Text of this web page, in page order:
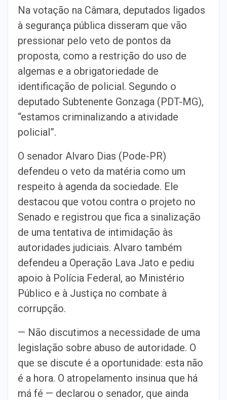
Na votação na Câmara, deputados ligados
à segurança pública disseram que vão
pressionar pelo veto de pontos da
proposta, como a restrição do uso de
algemas e a obrigatoriedade de
identificação de policial. Segundo o
deputado Subtenente Gonzaga (PDT-MG),
“estamos criminalizando a atividade
policial”.
O senador Alvaro Dias (Pode-PR)
defendeu o veto da matéria como um
respeito à agenda da sociedade. Ele
destacou que votou contra o projeto no
Senado e registrou que fica a sinalização
de uma tentativa de intimidação às
autoridades judiciais. Alvaro também
defendeu a Operação Lava Jato e pediu
apoio à Polícia Federal, ao Ministério
Público e à Justiça no combate à
corrupção.
— Não discutimos a necessidade de uma
legislação sobre abuso de autoridade. O
que se discute é a oportunidade: esta não
é a hora. O atropelamento insinua que há
má fé — declarou o senador, que ainda